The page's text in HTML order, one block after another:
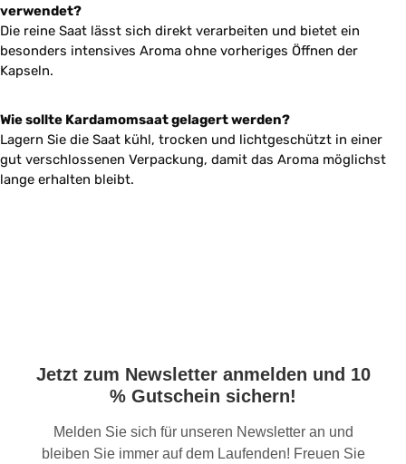
verwendet?
Die reine Saat lässt sich direkt verarbeiten und bietet ein
besonders intensives Aroma ohne vorheriges Öffnen der
Kapseln.
Wie sollte Kardamomsaat gelagert werden?
Lagern Sie die Saat kühl, trocken und lichtgeschützt in einer
gut verschlossenen Verpackung, damit das Aroma möglichst
lange erhalten bleibt.
Jetzt zum Newsletter anmelden und 10
% Gutschein sichern!
Melden Sie sich für unseren Newsletter an und
bleiben Sie immer auf dem Laufenden! Freuen Sie